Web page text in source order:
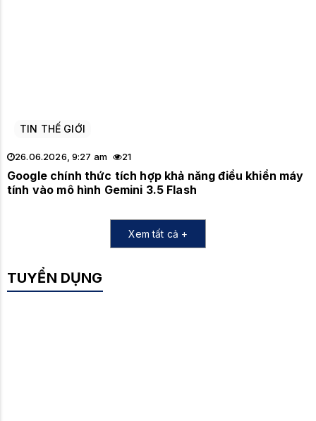
TIN THẾ GIỚI
26.06.2026, 9:27 am 21
Google chính thức tích hợp khả năng điều khiển máy
tính vào mô hình Gemini 3.5 Flash
Xem tất cả +
TUYỂN DỤNG